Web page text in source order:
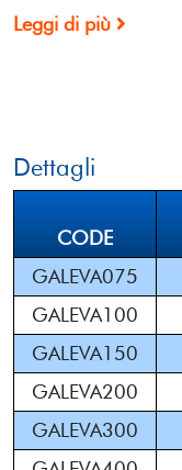
Leggi di più
Dettagli
CODE
GALEVA075
GALEVA100
GALEVA150
GALEVA200
GALEVA300